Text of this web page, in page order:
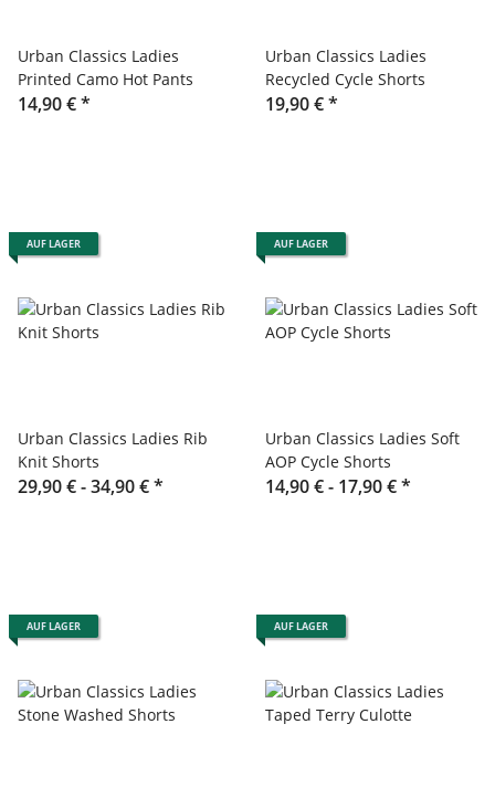
Urban Classics Ladies
Printed Camo Hot Pants
14,90 €*
Urban Classics Ladies
Recycled Cycle Shorts
19,90 €*
AUF LAGER
Urban Classics Ladies Rib
Knit Shorts
29,90 € -34,90 €*
AUF LAGER
Urban Classics Ladies Soft
AOP Cycle Shorts
14,90 € - 17,90 €*
AUF LAGER AUF LAGER